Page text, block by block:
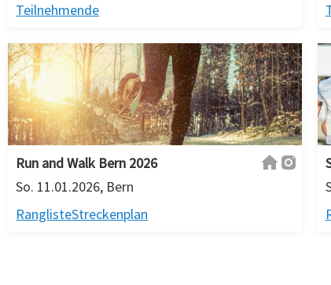
Teilnehmende
Run and Walk Bern 2026
So. 11.01.2026, Bern
RanglisteStreckenplan